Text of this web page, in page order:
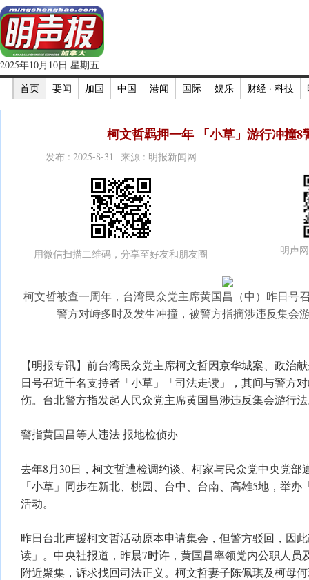
2025年10月10日 星期五
首页
要闻 加国 中国 港闻 国际 娱乐 财经 · 科技
柯文哲羁押一年 「小草」游行冲撞8
发布 : 2025-8-31 来源 : 明报新闻网
用微信扫描二维码，分享至好友和朋友圈 明声
柯文哲被查一周年，台湾民众党主席黄国昌（中）昨日号
警方对峙多时及发生冲撞，被警方指摘涉违反集会
【明报专讯】前台湾民众党主席柯文哲因京华城案、政治
日号召近千名支持者「小草」「司法走读」，其间与警方
伤。台北警方指发起人民众党主席黄国昌涉违反集会游行
警指黄国昌等人违法 报地检侦办
去年8月30日，柯文哲遭检调约谈、柯家与民众党中央党部
「小草」同步在新北、桃园、台中、台南、高雄5地，举办
活动。
昨日台北声援柯文哲活动原本申请集会，但警方驳回，因
读」。中央社报道，昨晨7时许，黄国昌率领党内公职人员
附近聚集，诉求找回司法正义。柯文哲妻子陈佩琪及柯母